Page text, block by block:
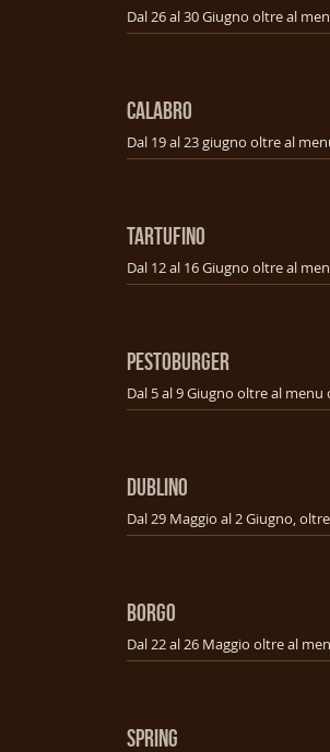
CALABRO
TARTUFINO
PESTOBURGER
DUBLINO
BORGO
SPRING